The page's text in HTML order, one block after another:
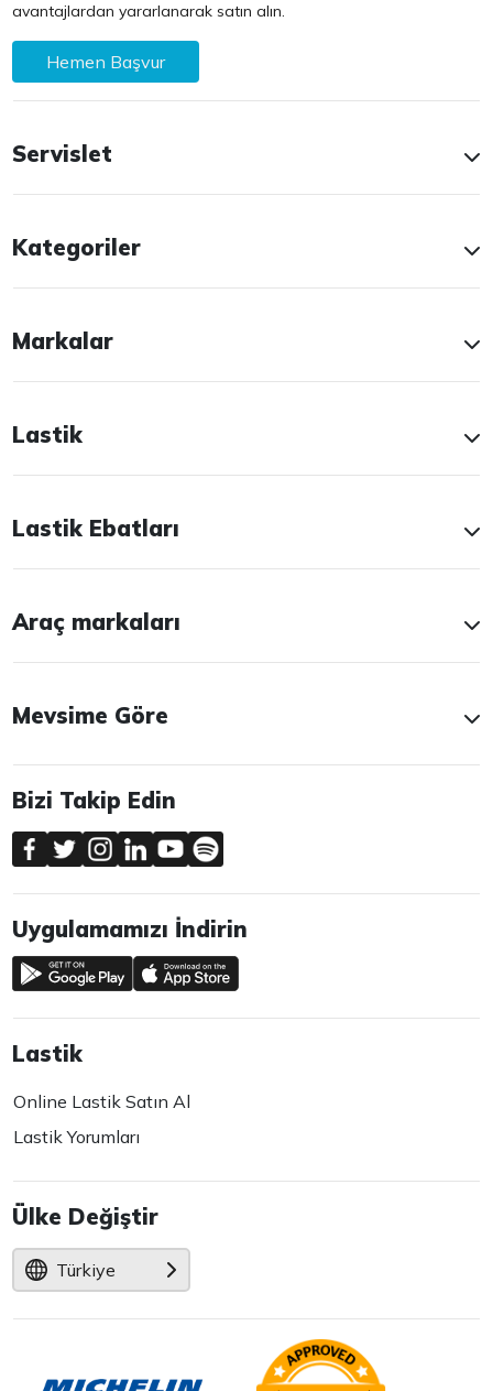
avantajlardan yararlanarak satın alın.
Hemen Başvur
Servislet
Kategoriler
Markalar
Lastik
Lastik Ebatları
Araç markaları
Mevsime Göre
Bizi Takip Edin
Uygulamamızı İndirin
Lastik
Online Lastik Satın Al
Lastik Yorumları
Ülke Değiştir
Türkiye